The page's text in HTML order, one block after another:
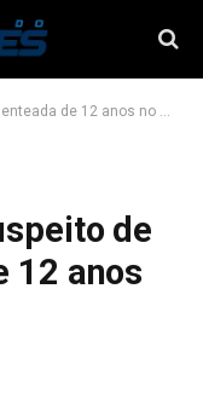
12 anos no interior do AM
de
12 anos